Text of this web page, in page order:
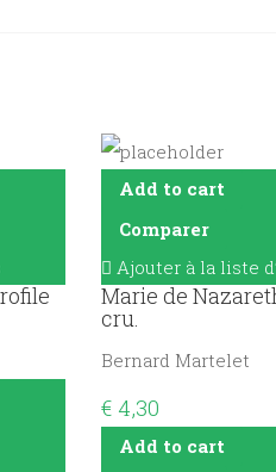
Add to cart
Comparer
Ajouter à la liste
Marie de
cru.
Bernard Martelet
€ 4,30
Add to cart